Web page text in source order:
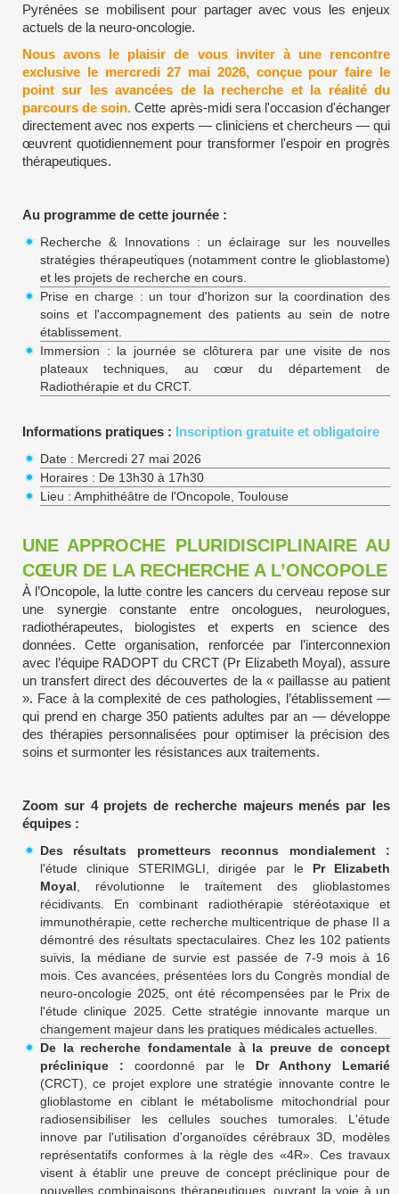
Pyrénées se mobilisent pour partager avec vous les enjeux
actuels de la neuro-oncologie.
Nous avons le plaisir de vous inviter à une rencontre
exclusive le mercredi 27 mai 2026, conçue pour faire le
point sur les avancées de la recherche et la réalité du
parcours de soin.Cette après-midi sera l'occasion d'échanger
directement avec nos experts — cliniciens et chercheurs — qui
œuvrent quotidiennement pour transformer l'espoir en progrès
thérapeutiques.
Au programme de cette journée :
Recherche & Innovations : un éclairage sur les nouvelles
stratégies thérapeutiques (notamment contre le glioblastome)
et les projets de recherche en cours.
Prise en charge : un tour d'horizon sur la coordination des
soins et l'accompagnement des patients au sein de notre
établissement.
Immersion : la journée se clôturera par une visite de nos
plateaux techniques, au cœur du département de
Radiothérapie et du CRCT.
Informations pratiques : Inscription gratuite et obligatoire
Date : Mercredi 27 mai 2026
Horaires : De 13h30 à 17h30
Lieu : Amphithéâtre de l'Oncopole, Toulouse
UNE APPROCHE PLURIDISCIPLINAIRE AU
CŒUR DE LA RECHERCHE A L’ONCOPOLE
À l’Oncopole, la lutte contre les cancers du cerveau repose sur
une synergie constante entre oncologues, neurologues,
radiothérapeutes, biologistes et experts en science des
données. Cette organisation, renforcée par l’interconnexion
avec l’équipe RADOPT du CRCT (Pr Elizabeth Moyal), assure
un transfert direct des découvertes de la « paillasse au patient
». Face à la complexité de ces pathologies, l’établissement —
qui prend en charge 350 patients adultes par an — développe
des thérapies personnalisées pour optimiser la précision des
soins et surmonter les résistances aux traitements.
Zoom sur 4 projets de recherche majeurs menés par les
équipes :
Des résultats prometteurs reconnus mondialement :
l'étude clinique STERIMGLI, dirigée par le Pr Elizabeth
Moyal , révolutionne le traitement des glioblastomes
récidivants. En combinant radiothérapie stéréotaxique et
immunothérapie, cette recherche multicentrique de phase II a
démontré des résultats spectaculaires. Chez les 102 patients
suivis, la médiane de survie est passée de 7-9 mois à 16
mois. Ces avancées, présentées lors du Congrès mondial de
neuro-oncologie 2025, ont été récompensées par le Prix de
l'étude clinique 2025. Cette stratégie innovante marque un
changement majeur dans les pratiques médicales actuelles.
De la recherche fondamentale à la preuve de concept
préclinique : coordonné par le Dr Anthony Lemarié
(CRCT), ce projet explore une stratégie innovante contre le
glioblastome en ciblant le métabolisme mitochondrial pour
radiosensibiliser les cellules souches tumorales. L'étude
innove par l'utilisation d'organoïdes cérébraux 3D, modèles
représentatifs conformes à la règle des «4R». Ces travaux
visent à établir une preuve de concept préclinique pour de
nouvelles combinaisons thérapeutiques, ouvrant la voie à un